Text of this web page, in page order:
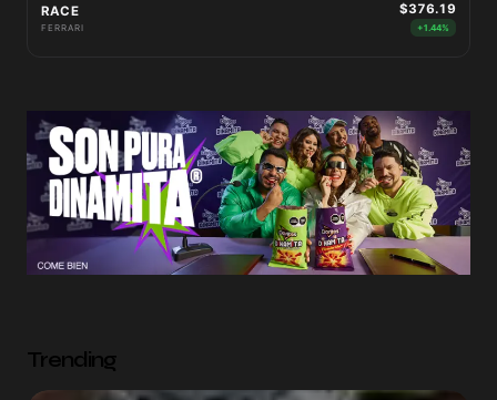
RACE
FERRARI
$376.19
+1.44%
Trending